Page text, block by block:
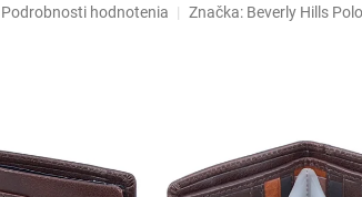
Podrobnosti hodnotenia Značka: Beverly Hills